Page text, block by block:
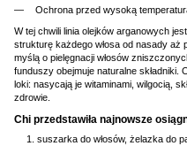
Ochrona przed wysoką
W tej chwili linia olejków arganowych
strukturę każdego włosa od nasady aż
myślą o pielęgnacji włosów
funduszy obejmuje naturalne składniki.
loki: nasycają je witaminami, wilgocią,
zdrowie.
Chi przedstawiła najnowsze
suszarka do włosów, żelazka do